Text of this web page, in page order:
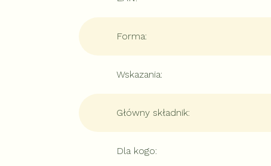
Forma:
Wskazania:
Główny składnik:
Dla kogo: